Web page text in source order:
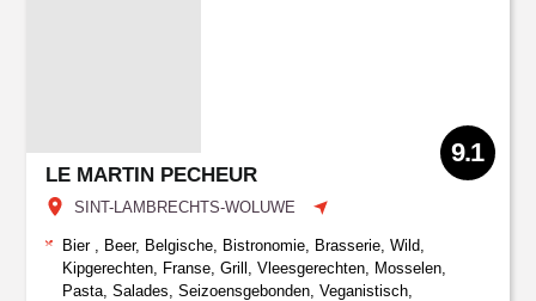
LE MARTIN PECHEUR
SINT-LAMBRECHTS-WOLUWE
9.1
Bier , Beer, Belgische, Bistronomie, Brasserie, Wild,
Kipgerechten, Franse, Grill, Vleesgerechten, Mosselen,
Pasta, Salades, Seizoensgebonden, Veganistisch,